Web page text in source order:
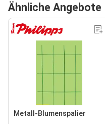
Ähnliche Angebote
Metall-Blumenspalier